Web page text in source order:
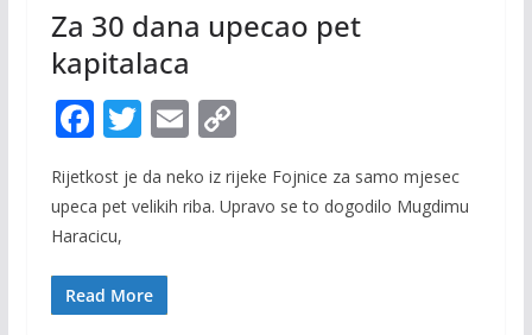
Za 30 dana upecao pet
kapitalaca
F
e
b
o
o
T
w
itt
E
ai
C
o
p
Rijetkost je da neko iz rijeke Fojnice za samo mjesec
upeca pet velikih riba. Upravo se to dogodilo Mugdimu
Haracicu,
Read More